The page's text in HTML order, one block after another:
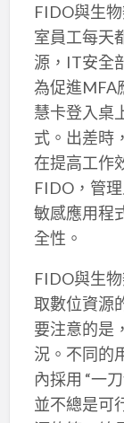
FIDO與生
室員工每天
源，IT安全
為促進MFA
慧卡登入桌
式。出差時
在提高工作
FIDO，管
敏感應用程
全性。
FIDO與生
取數位資源
要注意的是
況。不同的
內採用 “一
並不總是可